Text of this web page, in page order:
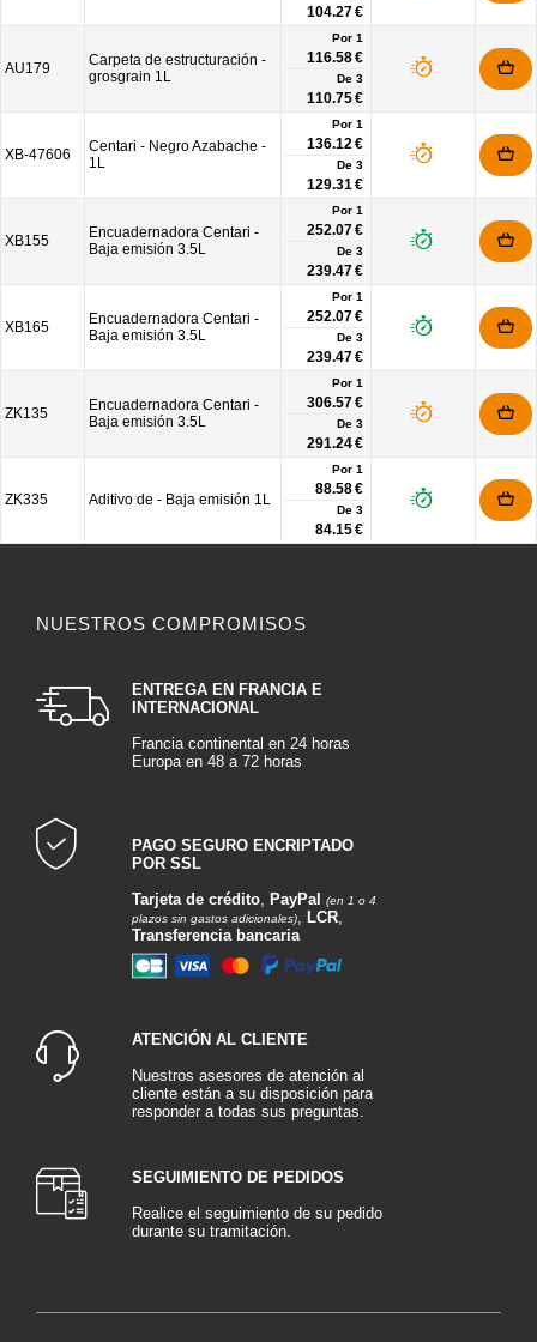
104.27 €
AU179
Carpeta de estructuración -
grosgrain 1L
Por 1
116.58 €
De 3
110.75 €
XB-47606
Centari - Negro Azabache -
1L
Por 1
136.12 €
De 3
129.31 €
XB155
Encuadernadora Centari -
Baja emisión 3.5L
Por 1
252.07 €
De 3
239.47 €
XB165
Encuadernadora Centari -
Baja emisión 3.5L
Por 1
252.07 €
De 3
239.47 €
ZK135
Encuadernadora Centari -
Baja emisión 3.5L
Por 1
306.57 €
De 3
291.24 €
ZK335 Aditivo de - Baja emisión 1L
Por 1
88.58 €
De 3
84.15 €
NUESTROS COMPROMISOS
ENTREGA EN FRANCIA E
INTERNACIONAL
Francia continental en 24 horas
Europa en 48 a 72 horas
PAGO SEGURO ENCRIPTADO
POR SSL
Tarjeta de crédito, PayPal
(en 1 o 4
plazos sin gastos adicionales), LCR,
Transferencia bancaria
ATENCIÓN AL CLIENTE
Nuestros asesores de atención al
cliente están a su disposición para
responder a todas sus preguntas.
SEGUIMIENTO DE PEDIDOS
Realice el seguimiento de su pedido
durante su tramitación.